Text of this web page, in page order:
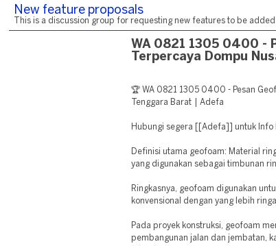
New feature proposals
This is a discussion group for requesting new features to be
WA 0821 1305 0400 -
Terpercaya Dompu
🏆 WA 0821 1305 0400 - Pesan
Tenggara Barat | Adefa
Hubungi segera [[Adefa]] untuk Info
Definisi utama geofoam: Material
yang digunakan sebagai timbunan
Ringkasnya, geofoam digunakan
konvensional dengan yang lebih
Pada proyek konstruksi, geofoam
pembangunan jalan dan jembatan,